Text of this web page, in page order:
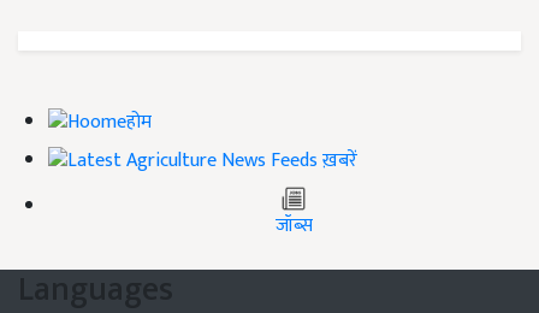
होम
ख़बरें
जॉब्स
Languages